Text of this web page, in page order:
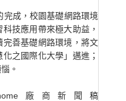
成，校園基礎網路環境
技應用帶來極大助益，
善基礎網路環境，將文
之國際化大學」邁進；
。
廠商新聞稿